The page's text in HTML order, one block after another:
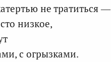
не тратиться —
низкое,
с огрызками.